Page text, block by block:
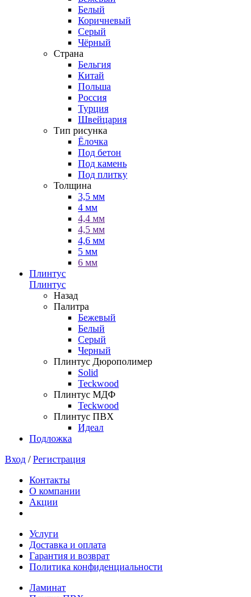
Белый
Коричневый
Серый
Чёрный
Страна
Бельгия
Китай
Польша
Россия
Турция
Швейцария
Тип рисунка
Ёлочка
Под бетон
Под камень
Под плитку
Толщина
3,5 мм
4 мм
4,4 мм
4,5 мм
4,6 мм
5 мм
6 мм
Плинтус
Плинтус
Назад
Палитра
Бежевый
Белый
Серый
Черный
Плинтус Дюрополимер
Solid
Teckwood
Плинтус МДФ
Teckwood
Плинтус ПВХ
Идеал
Подложка
Вход /Регистрация
Контакты
О компании
Акции
Услуги
Доставка и оплата
Гарантия и возврат
Политика конфиденциальности
Ламинат